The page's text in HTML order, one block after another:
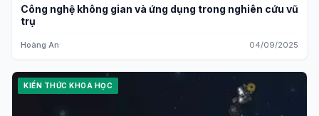
Công nghệ không gian và ứng dụng trong nghiên cứu vũ
trụ
Hoàng An 04/09/2025
KIẾN THỨC KHOA HỌC